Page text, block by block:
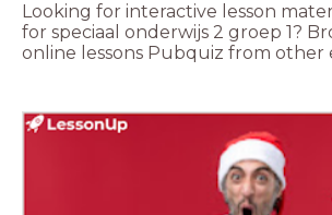
Looking for interactive lesson
for speciaal onderwijs 2 groep 1?
online lessons Pubquiz from other